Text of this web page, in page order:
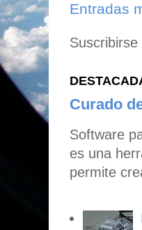
Entradas
Suscribirse
Curado
Software
es una
permite